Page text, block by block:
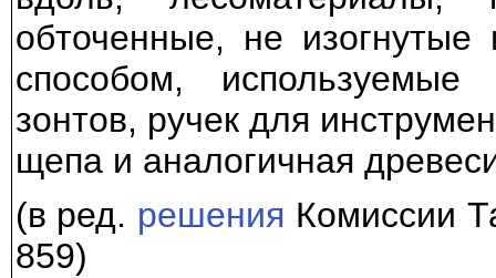
обточенные, не
способом,
зонтов, ручек для
щепа и аналогичная
(в ред. решения Комиссии
859)